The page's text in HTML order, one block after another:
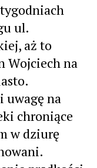
ul.
aż to
Wojciech na
uwagę na
chroniące
w dziurę